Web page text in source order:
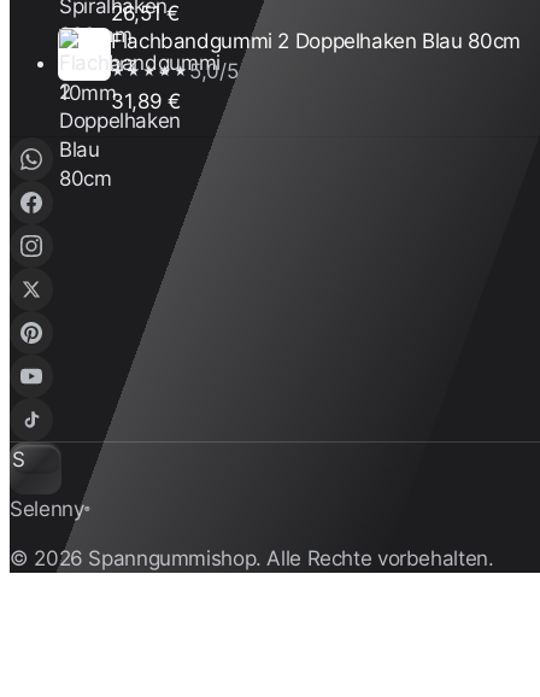
26,51 €
Flachbandgummi 2 Doppelhaken Blau 80cm
★★★★★5,0/5
31,89 €
S
Selenny®
© 2026 Spanngummishop. Alle Rechte vorbehalten.